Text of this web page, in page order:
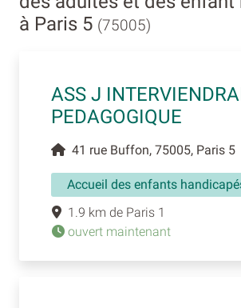
à Paris 5 (75005)
ASS J
PEDAGOGIQUE
41 rue Buffon, 75005, Paris 5
Accueil des enfants
1.9 km de Paris 1
ouvert maintenant